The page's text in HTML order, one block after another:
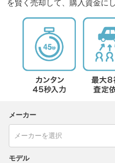
を賢く売却して、購入資金に
メーカー
モデル